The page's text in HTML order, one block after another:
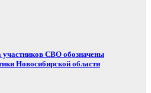
СВО обозначены
Новосибирской области